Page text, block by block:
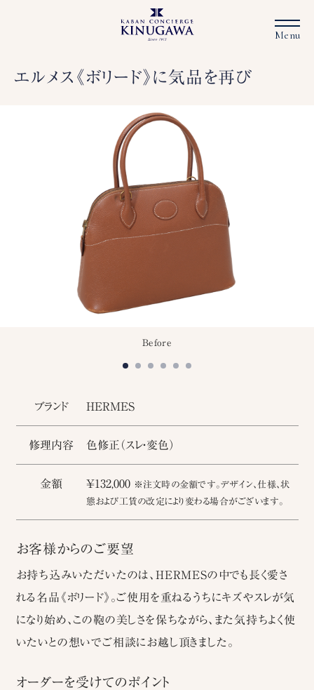
エルメス《ボリード》に気品を再び
Before
ブランド HERMES
修理内容 色修正（スレ・変色）
金額 ￥132,000 ※注文時の金額です。デザイン、仕様、状
態および工賃の改定により変わる場合がございます。
お客様からのご要望
お持ち込みいただいたのは、HERMESの中でも長く愛さ
れる名品《ボリード》。ご使用を重ねるうちにキズやスレが気
になり始め、この鞄の美しさを保ちながら、また気持ちよく使
いたいとの想いでご相談にお越し頂きました。
オーダーを受けてのポイント